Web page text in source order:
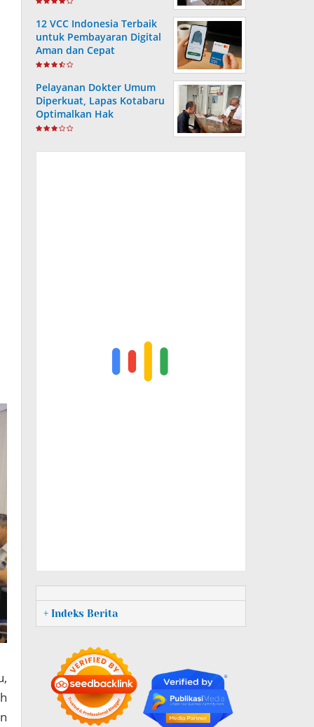
12 VCC Indonesia Terbaik
untuk Pembayaran Digital
Aman dan Cepat
Pelayanan Dokter Umum
Diperkuat, Lapas Kotabaru
Optimalkan Hak
Kesehatan Warga Binaan
+ Indeks Berita